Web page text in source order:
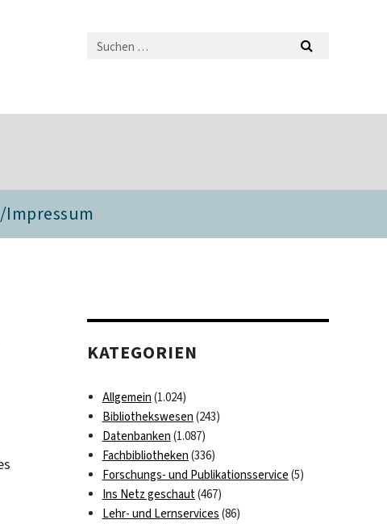
KATEGORIEN
Allgemein (1.024)
Bibliothekswesen (243)
Datenbanken (1.087)
Fachbibliotheken (336)
Forschungs- und Publikationsservice (5)
Ins Netz geschaut(467)
Lehr- und Lernservices (86)